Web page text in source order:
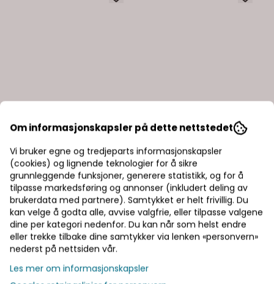
Om informasjonskapsler på dette nettstedet
Vi bruker egne og tredjeparts informasjonskapsler
(cookies) og lignende teknologier for å sikre
grunnleggende funksjoner, generere statistikk, og for å
tilpasse markedsføring og annonser (inkludert deling av
brukerdata med partnere). Samtykket er helt frivillig. Du
kan velge å godta alle, avvise valgfrie, eller tilpasse valgene
dine per kategori nedenfor. Du kan når som helst endre
eller trekke tilbake dine samtykker via lenken «personvern»
nederst på nettsiden vår.
Les mer om informasjonskapsler